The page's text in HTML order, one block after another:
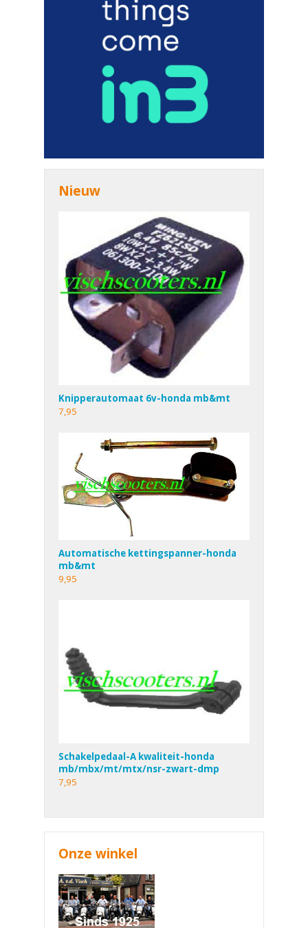
Nieuw
Knipperautomaat 6v-honda mb&mt
7,95
Automatische kettingspanner-honda
mb&mt
9,95
Schakelpedaal-A kwaliteit-honda
mb/mbx/mt/mtx/nsr-zwart-dmp
7,95
Onze winkel